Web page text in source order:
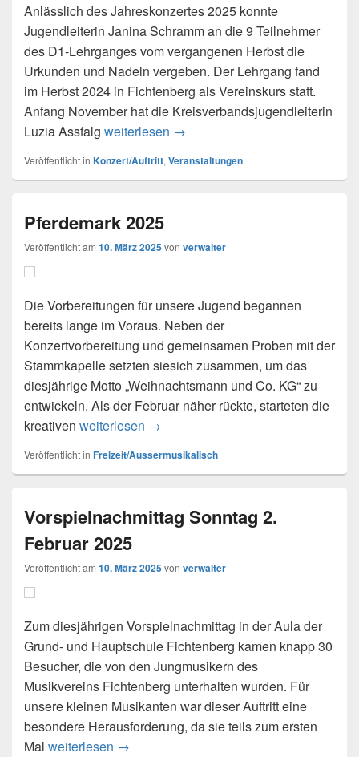
Anlässlich des Jahreskonzertes 2025 konnte
Jugendleiterin Janina Schramm an die 9 Teilnehmer
des D1-Lehrganges vom vergangenen Herbst die
Urkunden und Nadeln vergeben. Der Lehrgang fand
im Herbst 2024 in Fichtenberg als Vereinskurs statt.
Anfang November hat die Kreisverbandsjugendleiterin
Luzia Assfalg weiterlesen D1 Teilnehmer erhalten beim
→
Veröffentlicht in Konzert/Auftritt, Veranstaltungen
Pferdemark 2025
Veröffentlicht am 10. März 2025von verwalter
Die Vorbereitungen für unsere Jugend begannen
bereits lange im Voraus. Neben der
Konzertvorbereitung und gemeinsamen Proben mit der
Stammkapelle setzten siesich zusammen, um das
diesjährige Motto „Weihnachtsmann und Co. KG“ zu
entwickeln. Als der Februar näher rückte, starteten die
kreativen weiterlesen Pferdemark 2025
→
Veröffentlicht in Freizeit/Aussermusikalisch
Vorspielnachmittag Sonntag 2.
Februar 2025
Veröffentlicht am 10. März 2025von verwalter
Zum diesjährigen Vorspielnachmittag in der Aula der
Grund- und Hauptschule Fichtenberg kamen knapp 30
Besucher, die von den Jungmusikern des
Musikvereins Fichtenberg unterhalten wurden. Für
unsere kleinen Musikanten war dieser Auftritt eine
besondere Herausforderung, da sie teils zum ersten
Mal weiterlesen Vorspielnachmittag Sonntag 2. Februar
→